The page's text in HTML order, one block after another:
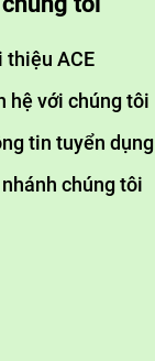
thiệu ACE
hệ với chúng tôi
tin tuyển dụng
chúng tôi